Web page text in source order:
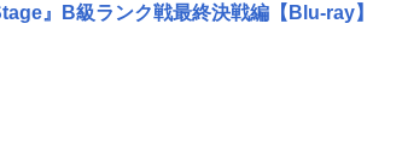
』B級ランク戦最終決戦編【Blu-ray】